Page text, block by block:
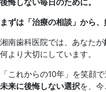
後悔しない毎日のために。
まずは「治療の相談」から
湘南歯科医院では、あなたが
何より大切にしています。
「これからの10年」を笑顔で
未来に後悔しない選択を、